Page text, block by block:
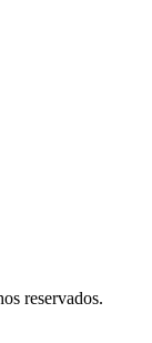
reservados.